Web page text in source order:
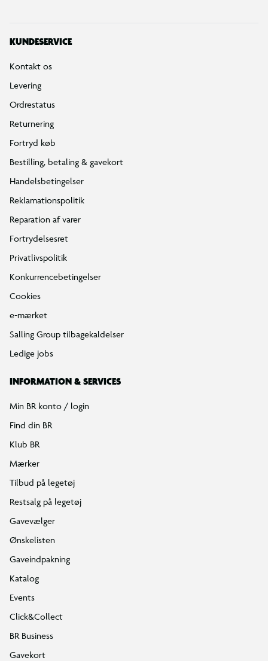
KUNDESERVICE
Kontakt os
Levering
Ordrestatus
Returnering
Fortryd køb
Bestilling, betaling & gavekort
Handelsbetingelser
Reklamationspolitik
Reparation af varer
Fortrydelsesret
Privatlivspolitik
Konkurrencebetingelser
Cookies
e-mærket
Salling Group tilbagekaldelser
Ledige jobs
INFORMATION & SERVICES
Min BR konto / login
Find din BR
Klub BR
Mærker
Tilbud på legetøj
Restsalg på legetøj
Gavevælger
Ønskelisten
Gaveindpakning
Katalog
Events
Click&Collect
BR Business
Gavekort